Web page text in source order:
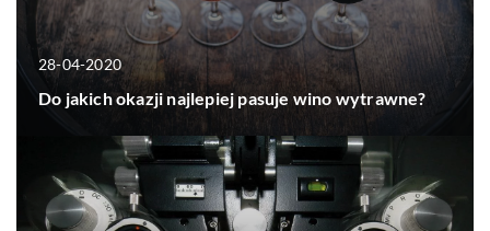
28-04-2020
Do jakich okazji najlepiej pasuje wino wytrawne?